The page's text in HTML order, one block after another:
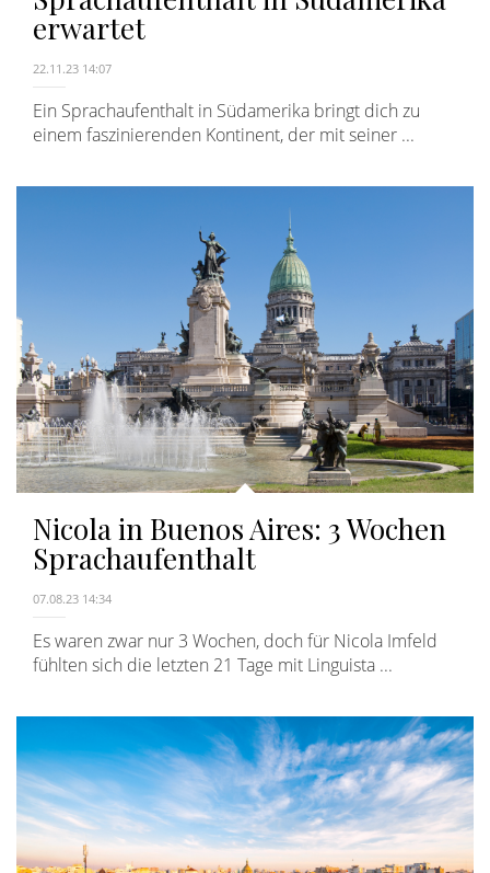
erwartet
22.11.23 14:07
Ein Sprachaufenthalt in Südamerika bringt dich zu
einem faszinierenden Kontinent, der mit seiner ...
Nicola in Buenos Aires: 3 Wochen
Sprachaufenthalt
07.08.23 14:34
Es waren zwar nur 3 Wochen, doch für Nicola Imfeld
fühlten sich die letzten 21 Tage mit Linguista ...